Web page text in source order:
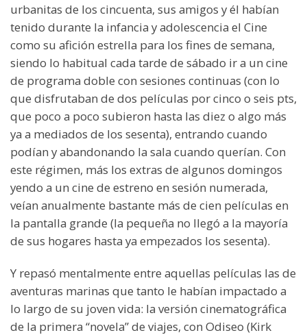
urbanitas de los cincuenta, sus amigos y él habían
tenido durante la infancia y adolescencia el Cine
como su afición estrella para los fines de semana,
siendo lo habitual cada tarde de sábado ir a un cine
de programa doble con sesiones continuas (con lo
que disfrutaban de dos películas por cinco o seis pts,
que poco a poco subieron hasta las diez o algo más
ya a mediados de los sesenta), entrando cuando
podían y abandonando la sala cuando querían. Con
este régimen, más los extras de algunos domingos
yendo a un cine de estreno en sesión numerada,
veían anualmente bastante más de cien películas en
la pantalla grande (la pequeña no llegó a la mayoría
de sus hogares hasta ya empezados los sesenta).
Y repasó mentalmente entre aquellas películas las de
aventuras marinas que tanto le habían impactado a
lo largo de su joven vida: la versión cinematográfica
de la primera “novela” de viajes, con Odiseo (Kirk